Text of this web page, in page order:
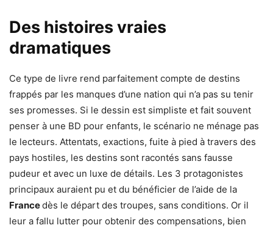
Des histoires vraies
dramatiques
Ce type de livre rend parfaitement compte de destins
frappés par les manques d’une nation qui n’a pas su tenir
ses promesses. Si le dessin est simpliste et fait souvent
penser à une BD pour enfants, le scénario ne ménage pas
le lecteurs. Attentats, exactions, fuite à pied à travers des
pays hostiles, les destins sont racontés sans fausse
pudeur et avec un luxe de détails. Les 3 protagonistes
principaux auraient pu et du bénéficier de l’aide de la
Francedès le départ des troupes, sans conditions. Or il
leur a fallu lutter pour obtenir des compensations, bien